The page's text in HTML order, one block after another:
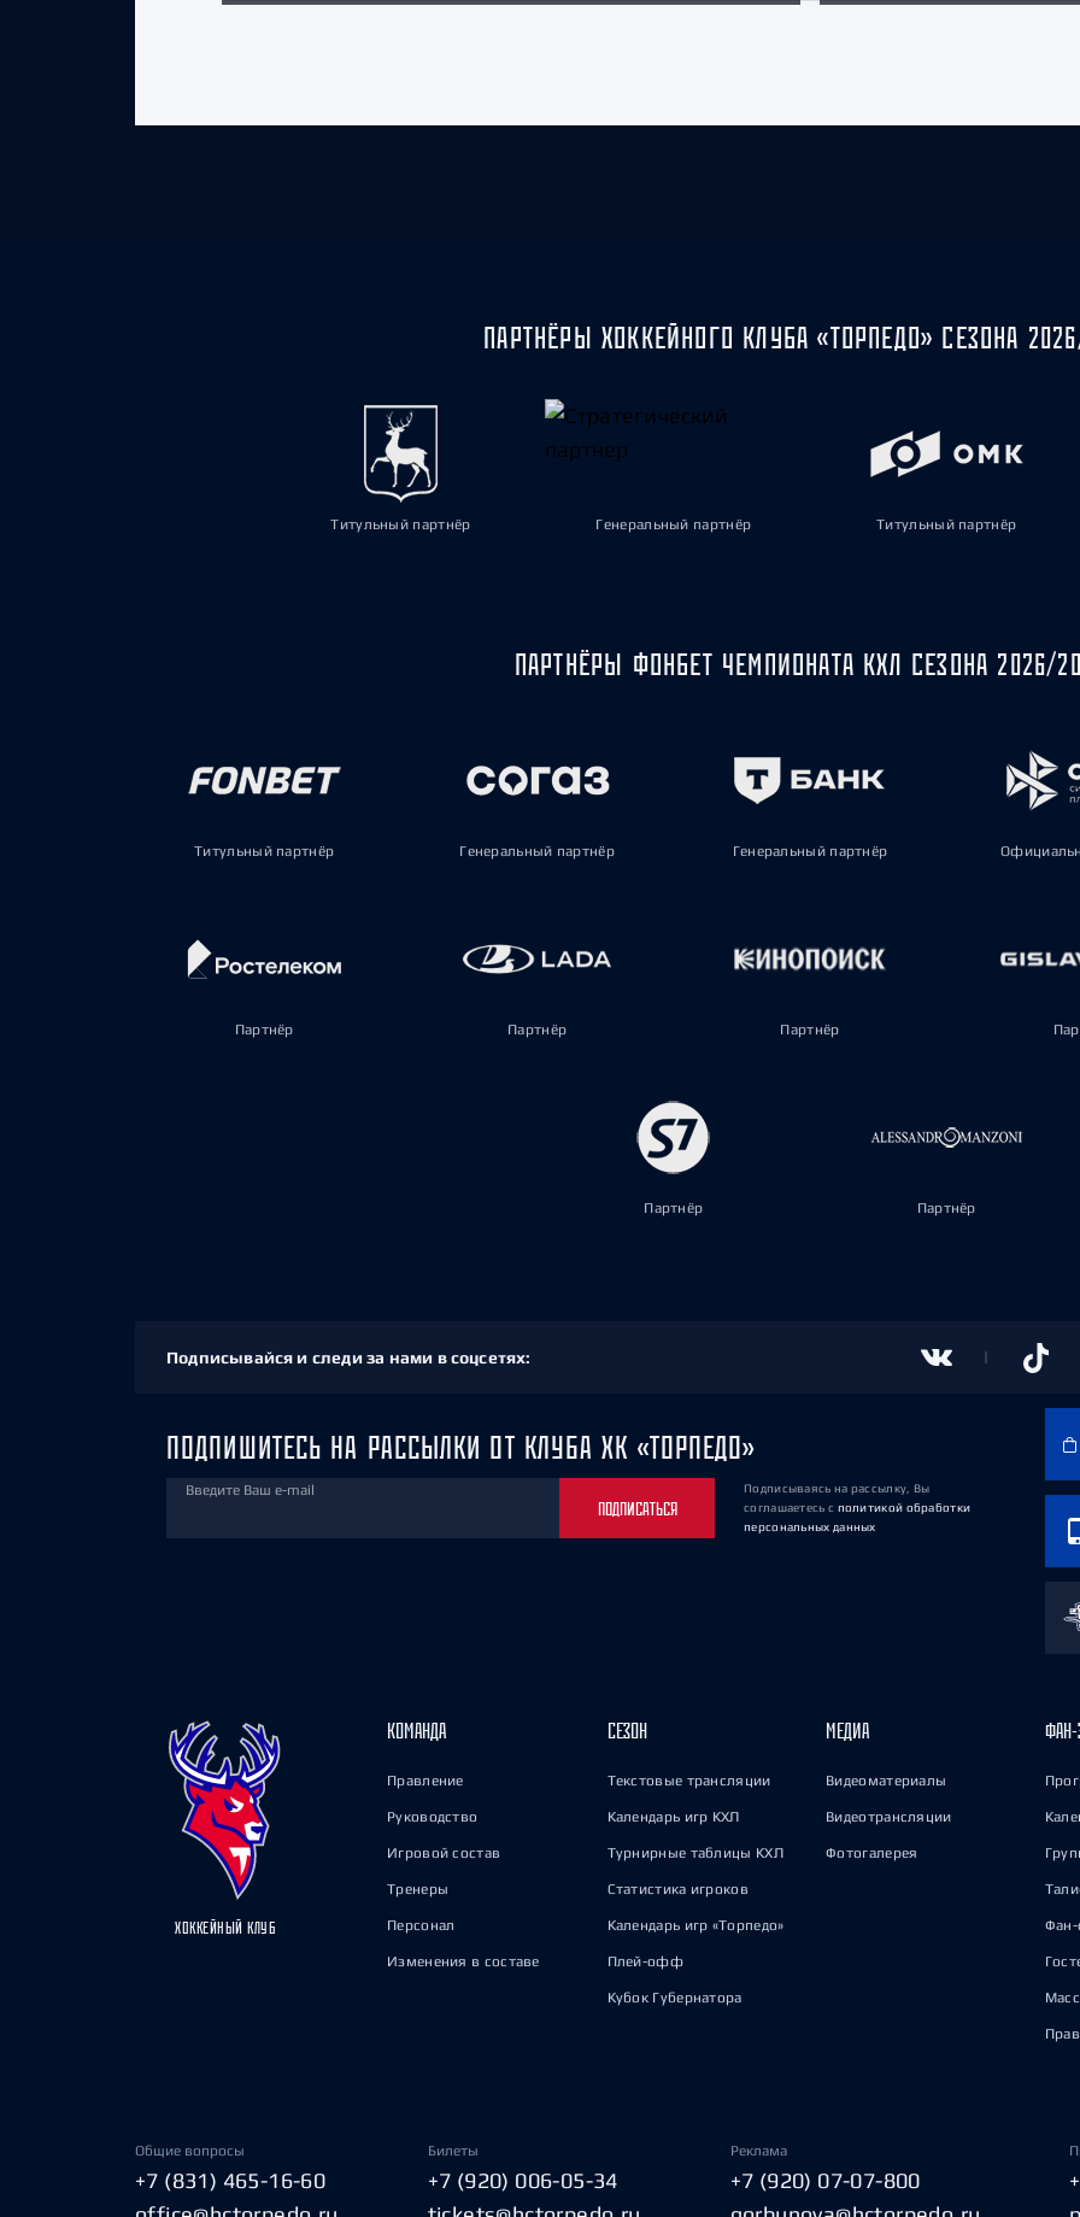
ПАРТНЁРЫ ХОККЕЙНОГО КЛУБА «ТОРПЕДО» СЕЗОНА
Титульный партнёр Генеральный партнёр Титульный партнёр
ПАРТНЁРЫ ФОНБЕТ ЧЕМПИОНАТА КХЛ СЕЗОНА 2026/
Титульный партнёр Генеральный партнёр Генеральный партнёр
Партнёр Партнёр Партнёр
Партнёр Партнёр
Подписывайся и следи за нами в соцсетях:
ПОДПИШИТЕСЬ НА РАССЫЛКИ ОТ КЛУБА ХК «ТОРПЕДО»
Введите Ваш e-mail
ПОДПИСАТЬСЯ
Подписываясь на рассылку, Вы
соглашаетесь с политикой обработки
персональных данных
ХОККЕЙНЫЙ КЛУБ
КОМАНДА
Правление
Руководство
Игровой состав
Тренеры
Персонал
Изменения в составе
СЕЗОН
Текстовые трансляции
Календарь игр КХЛ
Турнирные таблицы КХЛ
Статистика игроков
Календарь игр «Торпедо»
Плей-офф
Кубок Губернатора
МЕДИА
Видеоматериалы
Видеотрансляции
Фотогалерея
ФАН-
Фан-
Общие вопросы
+7 (831) 465-16-60
Билеты
+7 (920) 006-05-34
Реклама
+7 (920) 07-07-800